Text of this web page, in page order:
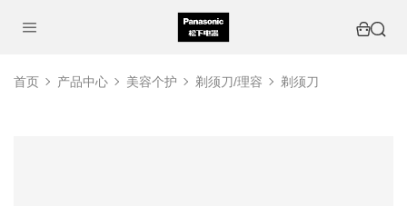
首页 产品中心 美容个护 剃须刀/理容 剃须刀